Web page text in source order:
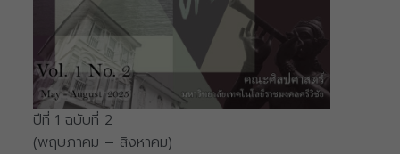
ปีที่ 1 ฉบับที่ 2
(พฤษภาคม – สิงหาคม)